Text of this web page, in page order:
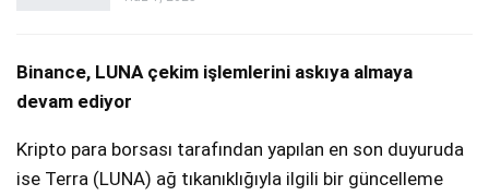
Binance, LUNA çekim işlemlerini askıya almaya
devam ediyor
Kripto para borsası tarafından yapılan en son duyuruda
ise Terra (LUNA) ağ tıkanıklığıyla ilgili bir güncelleme